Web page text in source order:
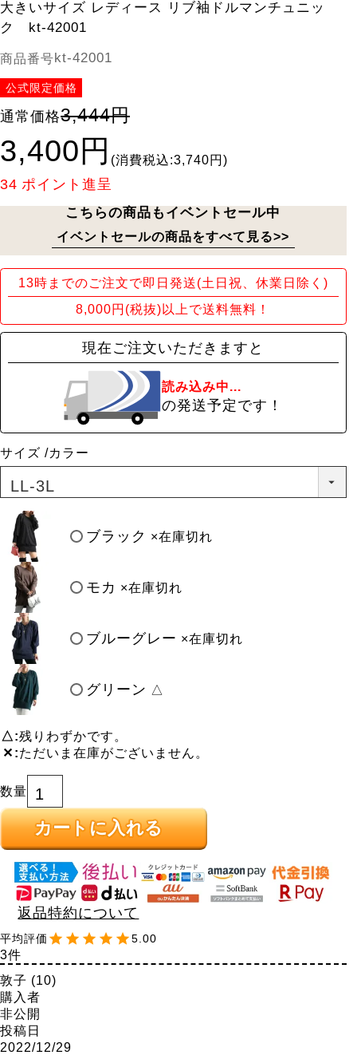
大きいサイズ レディース リブ袖ドルマンチュニッ
ク kt-42001
商品番号kt-42001
公式限定価格
通常価格3,444円
3,400円 (消費税込:3,740円)
34 ポイント進呈
こちらの商品もイベントセール中
イベントセールの商品をすべて見る>>
13時までのご注文で即日発送(土日祝、休業日除く)
8,000円(税抜)以上で送料無料！
現在ご注文いただきますと
読み込み中...
の発送予定です！
サイズ カラー
ブラック ×在庫切れ
モカ ×在庫切れ
ブルーグレー ×在庫切れ
グリーン △
△ 残りわずかです。
✕ ただいま在庫がございません。
カートに入れる
返品特約について
5.00
3
敦子
10
購入者
非公開
投稿日
2022/12/29